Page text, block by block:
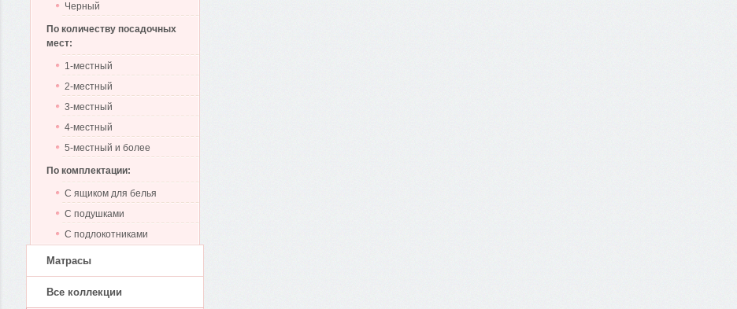
Черный
По количеству посадочных
мест:
1-местный
2-местный
3-местный
4-местный
5-местный и более
По комплектации:
С ящиком для белья
С подушками
С подлокотниками
Матрасы
Все коллекции